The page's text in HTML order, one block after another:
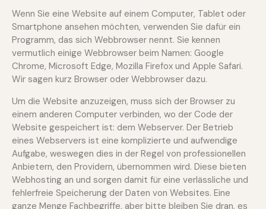
Wenn Sie eine Website auf einem Computer, Tablet oder
Smartphone ansehen möchten, verwenden Sie dafür ein
Programm, das sich Webbrowser nennt. Sie kennen
vermutlich einige Webbrowser beim Namen: Google
Chrome, Microsoft Edge, Mozilla Firefox und Apple Safari.
Wir sagen kurz Browser oder Webbrowser dazu.
Um die Website anzuzeigen, muss sich der Browser zu
einem anderen Computer verbinden, wo der Code der
Website gespeichert ist: dem Webserver. Der Betrieb
eines Webservers ist eine komplizierte und aufwendige
Aufgabe, weswegen dies in der Regel von professionellen
Anbietern, den Providern, übernommen wird. Diese bieten
Webhosting an und sorgen damit für eine verlässliche und
fehlerfreie Speicherung der Daten von Websites. Eine
ganze Menge Fachbegriffe, aber bitte bleiben Sie dran, es